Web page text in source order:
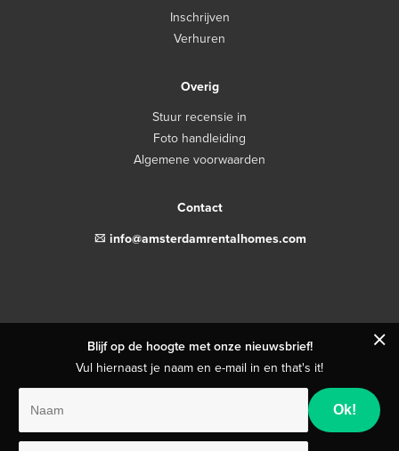
Inschrijven
Verhuren
Overig
Stuur recensie in
Foto handleiding
Algemene voorwaarden
Contact
email info@amsterdamrentalhomes.com
Blijf op de hoogte met onze nieuwsbrief!
Vul hiernaast je naam en e-mail in en that's it!
close